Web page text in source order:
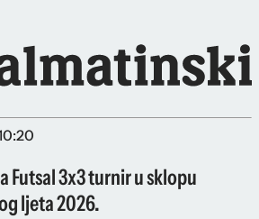
Futsal 3x3 turnir u sklopu
ljeta 2026.